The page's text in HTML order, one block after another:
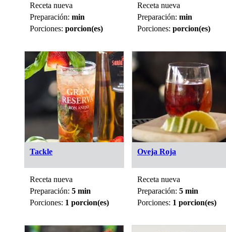
Receta nueva
Preparación: min
Porciones: porcion(es)
Receta nueva
Preparación: min
Porciones: porcion(es)
Tackle
Receta nueva
Preparación: 5 min
Porciones: 1 porcion(es)
Oveja Roja
Receta nueva
Preparación: 5 min
Porciones: 1 porcion(es)